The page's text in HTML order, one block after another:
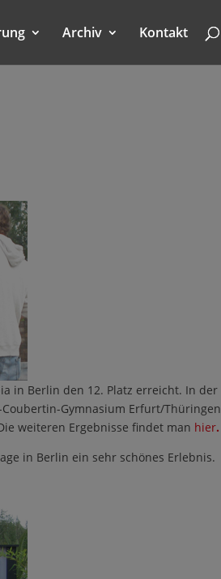
Archiv Kontakt
in Berlin den 12. Platz erreicht. In der
Gymnasium Erfurt/Thüringen
weiteren Ergebnisse findet man hier.
in Berlin ein sehr schönes Erlebnis.